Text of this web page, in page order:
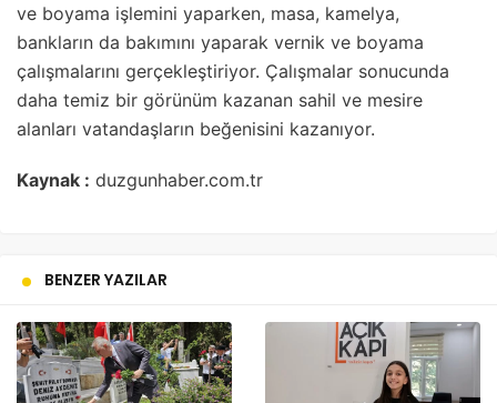
ve boyama işlemini yaparken, masa, kamelya,
bankların da bakımını yaparak vernik ve boyama
çalışmalarını gerçekleştiriyor. Çalışmalar sonucunda
daha temiz bir görünüm kazanan sahil ve mesire
alanları vatandaşların beğenisini kazanıyor.
Kaynak : duzgunhaber.com.tr
BENZER YAZILAR